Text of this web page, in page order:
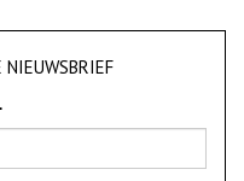
NIEUWSBRIEF